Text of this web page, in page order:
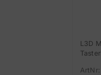
L3D